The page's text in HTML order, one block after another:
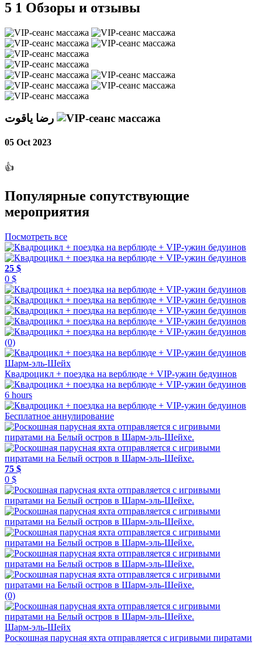
5 1 Обзоры и отзывы
05 Oct 2023
👍
Популярные сопутствующие
мероприятия
Посмотреть все
25 $
0 $
(0)
Шарм-эль-Шейх
Квадроцикл + поездка на верблюде + VIP-ужин бедуинов
6 hours
Бесплатное аннулирование
75 $
0 $
(0)
Шарм-эль-Шейх
Роскошная парусная яхта отправляется с игривыми пиратами